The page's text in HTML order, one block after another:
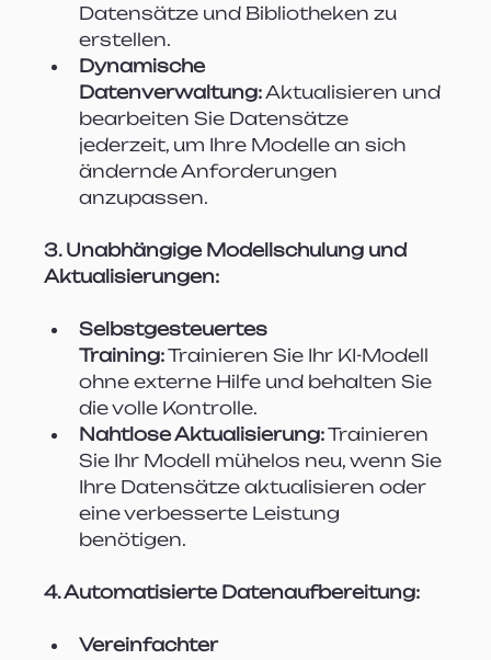
Datensätze und Bibliotheken zu
erstellen.
Dynamische
Datenverwaltung: Aktualisieren und
bearbeiten Sie Datensätze
jederzeit, um Ihre Modelle an sich
ändernde Anforderungen
anzupassen.
3. Unabhängige Modellschulung und
Aktualisierungen:
Selbstgesteuertes
Training: Trainieren Sie Ihr KI-Modell
ohne externe Hilfe und behalten Sie
die volle Kontrolle.
Nahtlose Aktualisierung: Trainieren
Sie Ihr Modell mühelos neu, wenn Sie
Ihre Datensätze aktualisieren oder
eine verbesserte Leistung
benötigen.
4. Automatisierte Datenaufbereitung:
Vereinfachter